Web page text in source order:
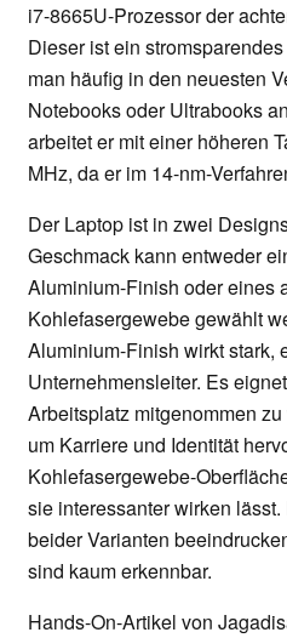
i7-8665U-Prozessor der
Dieser ist ein
man häufig in den neuesten
Notebooks oder Ultrabooks
arbeitet er mit einer höheren
MHz, da er im 14-nm-
Der Laptop ist in zwei
Geschmack kann entweder
Aluminium-Finish oder eines
Kohlefasergewebe gewählt
Aluminium-Finish wirkt stark,
Unternehmensleiter. Es
Arbeitsplatz mitgenommen
um Karriere und Identität
Kohlefasergewebe-
sie interessanter wirken
beider Varianten
sind kaum erkennbar.
Hands-On-Artikel von